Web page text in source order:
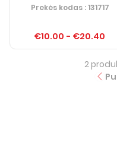
Prekės kodas: 131717
€10.00 - €20.40
2